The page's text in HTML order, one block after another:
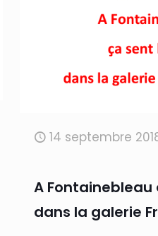
14 septembre
A Fontainebleau
dans la galerie